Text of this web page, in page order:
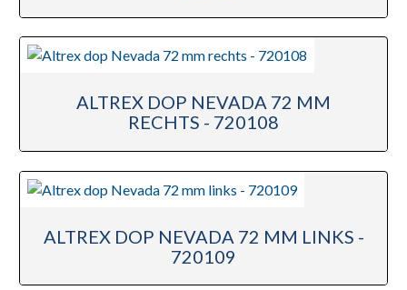
ALTREX DOP NEVADA 72 MM
RECHTS - 720108
ALTREX DOP NEVADA 72 MM LINKS -
720109